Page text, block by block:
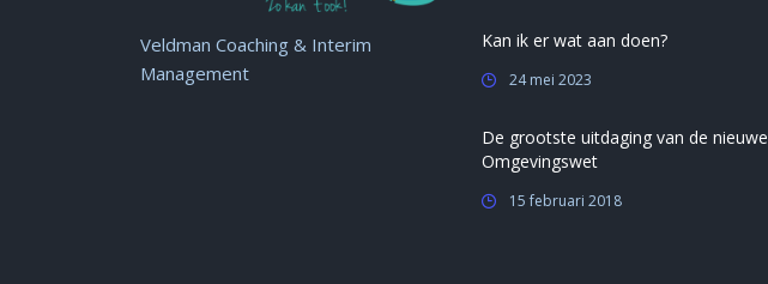
Veldman Coaching & Interim
Management
Kan ik er wat aan doen?
24 mei 2023
De grootste uitdaging van de nieuwe
Omgevingswet
15 februari 2018